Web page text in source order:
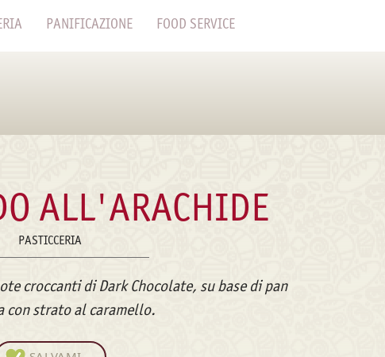
PANIFICAZIONE FOOD SERVICE
ALL'ARACHIDE
PASTICCERIA
croccanti di Dark Chocolate, su base di pan
con strato al caramello.